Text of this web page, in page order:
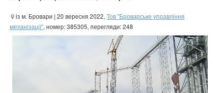
із м. Бровари | 20 вересня 2022, Тов "Броварське управління
механізації", номер: 385305, перегляди: 248